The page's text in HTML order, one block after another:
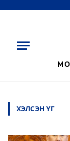
ХЭЛСЭН ҮГ